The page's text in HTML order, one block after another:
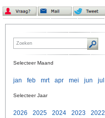
Selecteer Maand
jan feb mrt apr mei jun jul
Selecteer Jaar
2026 2025 2024 2023 2022